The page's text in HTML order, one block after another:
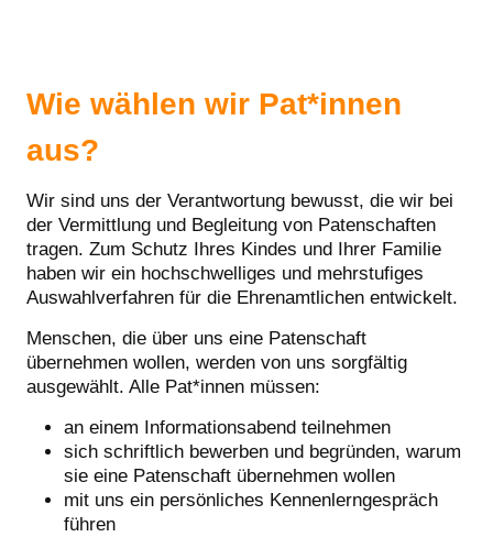
Wie wählen wir Pat*innen
aus?
Wir sind uns der Verantwortung bewusst, die wir bei
der Vermittlung und Begleitung von Patenschaften
tragen. Zum Schutz Ihres Kindes und Ihrer Familie
haben wir ein hochschwelliges und mehrstufiges
Auswahlverfahren für die Ehrenamtlichen entwickelt.
Menschen, die über uns eine Patenschaft
übernehmen wollen, werden von uns sorgfältig
ausgewählt. Alle Pat*innen müssen:
an einem Informationsabend teilnehmen
sich schriftlich bewerben und begründen, warum
sie eine Patenschaft übernehmen wollen
mit uns ein persönliches Kennenlerngespräch
führen